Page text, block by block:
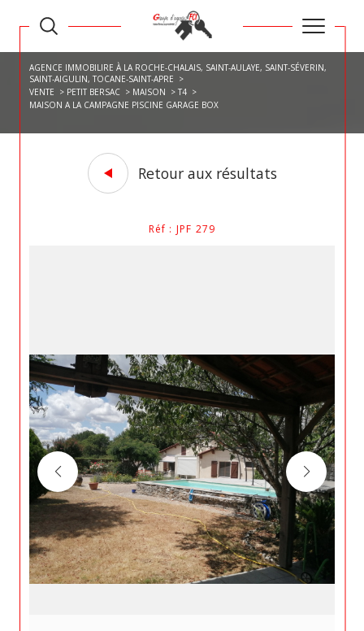
AGENCE IMMOBILIRE À LA ROCHE-CHALAIS, SAINT-AULAYE, SAINT-SÉVERIN,
SAINT-AIGULIN, TOCANE-SAINT-APRE
VENTE
PETIT BERSAC MAISON
T4
MAISON A LA CAMPAGNE PISCINE GARAGE BOX
Retour aux résultats
Réf : JPF 279